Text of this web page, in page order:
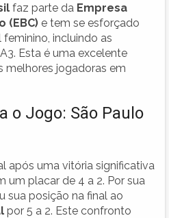
faz parte da Empresa
(EBC) e tem se esforçado
incluindo as
Esta é uma excelente
melhores jogadoras em
o Jogo: São Paulo
após uma vitória significativa
um placar de 4 a 2. Por sua
sua posição na final ao
por 5 a 2. Este confronto